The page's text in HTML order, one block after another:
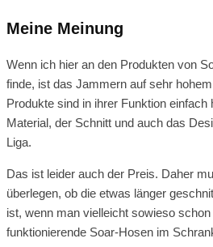
Meine Meinung
Wenn ich hier an den Produkten von
finde, ist das Jammern auf sehr
Produkte sind in ihrer Funktion einfach
Material, der Schnitt und auch das
Liga.
Das ist leider auch der Preis. Daher
überlegen, ob die etwas länger
ist, wenn man vielleicht sowieso
funktionierende Soar-Hosen im